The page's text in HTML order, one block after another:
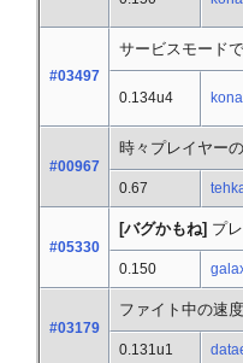
#03497
サービスモード
0.134u4
#00967
時々プレイヤー
0.67
#05330
[バグかもね] プ
0.150
#03179
ファイト中の速
0.131u1